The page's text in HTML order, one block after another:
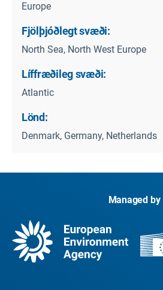
Europe
Fjölþjóðlegt svæði:
North Sea, North West Europe
Líffræðileg svæði:
Atlantic
Lönd:
Denmark, Germany, Netherlands
Managed by